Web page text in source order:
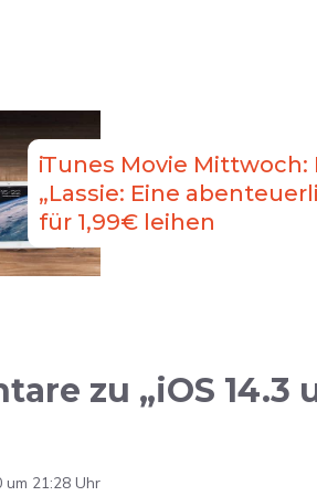
iTunes Movie Mittwoch:
„Lassie: Eine
für 1,99€ leihen
zu „iOS 14.3
um 21:28 Uhr